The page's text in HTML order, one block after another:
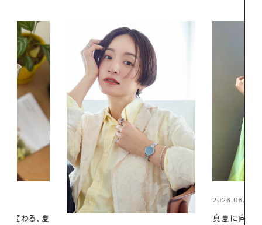
2026.06.01 2026.07.24
夏の髪と心